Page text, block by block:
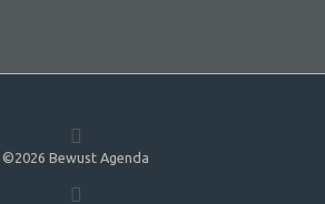
©2026 Bewust Agenda